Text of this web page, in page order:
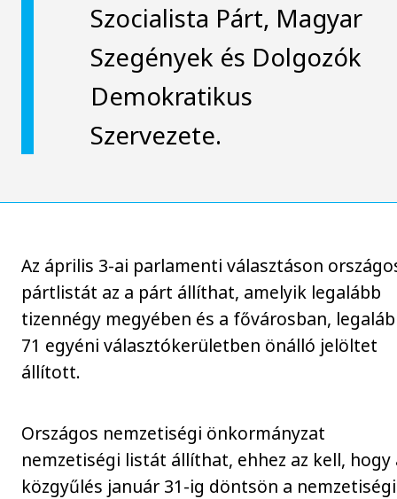
Szocialista Párt, Magyar
Szegények és Dolgozók
Demokratikus
Szervezete.
Az április 3-ai parlamenti választáson
pártlistát az a párt állíthat, amelyik legalább
tizennégy megyében és a fővárosban,
71 egyéni választókerületben önálló jelöltet
állított.
Országos nemzetiségi önkormányzat
nemzetiségi listát állíthat, ehhez az kell, hogy
közgyűlés január 31-ig döntsön a nemzetiségi